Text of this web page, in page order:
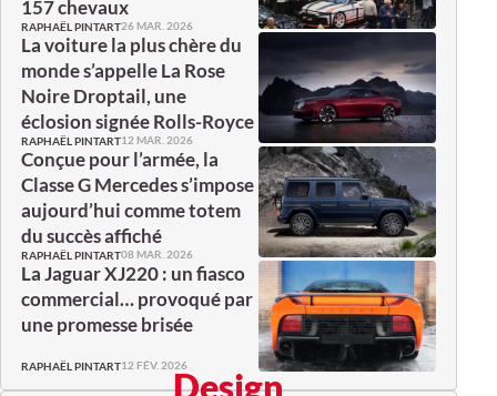
157 chevaux
RAPHAËL PINTART26 MAR. 2026
La voiture la plus chère du
monde s’appelle La Rose
Noire Droptail, une
éclosion signée Rolls-Royce
RAPHAËL PINTART12 MAR. 2026
Conçue pour l’armée, la
Classe G Mercedes s’impose
aujourd’hui comme totem
du succès affiché
RAPHAËL PINTART08 MAR. 2026
La Jaguar XJ220 : un fiasco
commercial… provoqué par
une promesse brisée
RAPHAËL PINTART12 FÉV. 2026Design